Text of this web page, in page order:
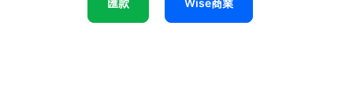
匯款 Wise商業